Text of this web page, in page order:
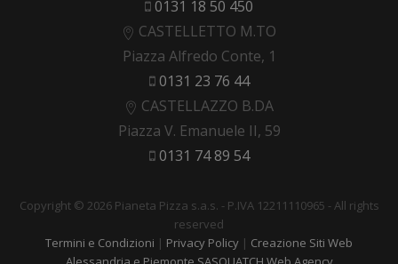
0131 18 50 450
CASTELLETTO M.TO
Piazza Alfredo Conte, 1
0131 23 76 44
CASTELLAZZO B.DA
Piazza V. Emanuele II, 59
0131 74 89 54
Copyright © 2026 Pianeta Pizza s.a.s. - P.IVA 12211110965 - All rights
reserved
Termini e Condizioni | Privacy Policy | Creazione Siti Web